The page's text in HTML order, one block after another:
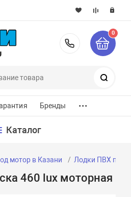
8-800-
0
Бренды ...
Каталог
мотор в Казани Лодки ПВХ под
460 lux моторная